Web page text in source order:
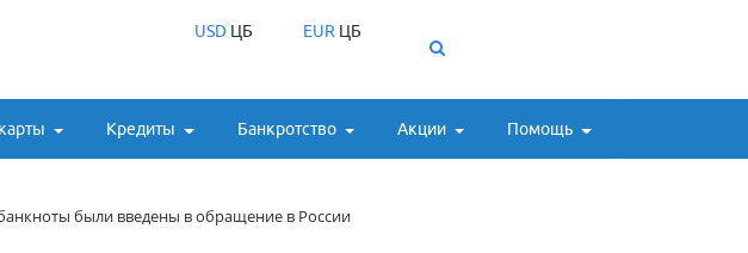
USDЦБ EUR ЦБ
Кредиты Банкротство Акции Помощь
были введены в обращение в России